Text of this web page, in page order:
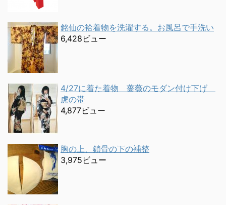
銘仙の袷着物を洗濯する。お風呂で手洗い
6,428ビュー
4/27に着た着物 薔薇のモダン付け下げ
虎の帯
4,877ビュー
胸の上、鎖骨の下の補整
3,975ビュー